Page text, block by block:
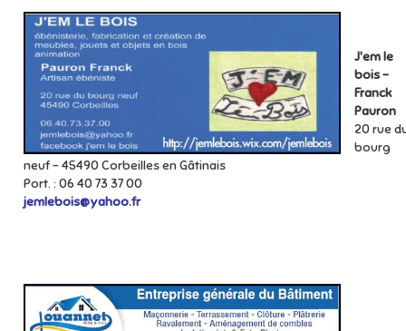
J'em le
bois -
Franck
Pauron
20 rue
bourg
neuf - 45490 Corbeilles en Gâtinais
Port. : 06 40 73 37 00
jemlebois@yahoo.fr